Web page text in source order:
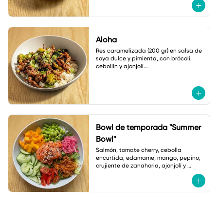
Aloha
Res caramelizada (200 gr) en salsa de
soya dulce y pimienta, con brócoli,
cebollín y ajonjolí.
Bowl de temporada "Summer
Bowl"
Salmón, tomate cherry, cebolla
encurtida, edamame, mango, pepino,
crujiente de zanahoria, ajonjolí y
vinagreta de zanahoria con jengibre.